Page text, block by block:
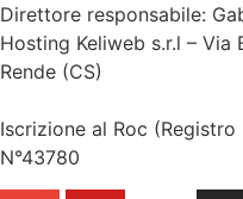
Direttore responsabile:
Hosting Keliweb s.r.l –
Rende (CS)
Iscrizione al Roc
N°43780